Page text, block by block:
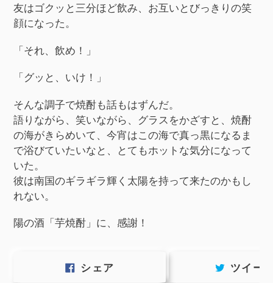
友はゴクッと三分ほど飲み、お互いとびっきりの笑
顔になった。
「それ、飲め！」
「グッと、いけ！」
そんな調子で焼酎も話もはずんだ。
語りながら、笑いながら、グラスをかざすと、焼酎
の海がきらめいて、今宵はこの海で真っ黒になるま
で浴びていたいなと、とてもホットな気分になって
いた。
彼は南国のギラギラ輝く太陽を持って来たのかもし
れない。
陽の酒「芋焼酎」に、感謝！
シェア ツイー